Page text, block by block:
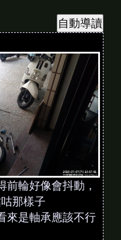
前輪好像會抖動，
那樣子
來是軸承應該不行